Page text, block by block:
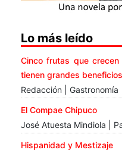
Lo más leído
Cinco frutas que
tienen grandes
Redacción | Gastronomía
El Compae Chipuco
José Atuesta Mindiola |
Hispanidad y Mestizaje